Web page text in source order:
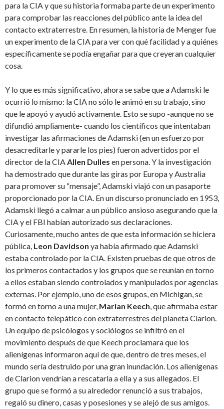
para la CIA y que su historia formaba parte de un experimento
para comprobar las reacciones del público ante la idea del
contacto extraterrestre. En resumen, la historia de Menger fue
un experimento de la CIA para ver con qué facilidad y a quiénes
específicamente se podía engañar para que creyeran cualquier
cosa.
Y lo que es más significativo, ahora se sabe que a Adamski le
ocurrió lo mismo: la CIA no sólo le animó en su trabajo, sino
que le apoyó y ayudó activamente. Esto se supo -aunque no se
difundió ampliamente- cuando los científicos que intentaban
investigar las afirmaciones de Adamski (en un esfuerzo por
desacreditarle y pararle los pies) fueron advertidos por el
director de la CIAAllen Dulles en persona. Y la investigación
ha demostrado que durante las giras por Europa y Australia
para promover su “mensaje”, Adamski viajó con un pasaporte
proporcionado por la CIA. En un discurso pronunciado en 1953,
Adamski llegó a calmar a un público ansioso asegurando que la
CIA y el FBI habían autorizado sus declaraciones.
Curiosamente, mucho antes de que esta información se hiciera
pública, Leon Davidson ya había afirmado que Adamski
estaba controlado por la CIA. Existen pruebas de que otros de
los primeros contactados y los grupos que se reunían en torno
a ellos estaban siendo controlados y manipulados por agencias
externas. Por ejemplo, uno de esos grupos, en Michigan, se
formó en torno a una mujer, Marian Keech, que afirmaba estar
en contacto telepático con extraterrestres del planeta Clarion.
Un equipo de psicólogos y sociólogos se infiltró en el
movimiento después de que Keech proclamara que los
alienígenas informaron aquí de que, dentro de tres meses, el
mundo sería destruido por una gran inundación. Los alienígenas
de Clarion vendrían a rescatarla a ella y a sus allegados. El
grupo que se formó a su alrededor renunció a sus trabajos,
regaló su dinero, casas y posesiones y se alejó de sus amigos.